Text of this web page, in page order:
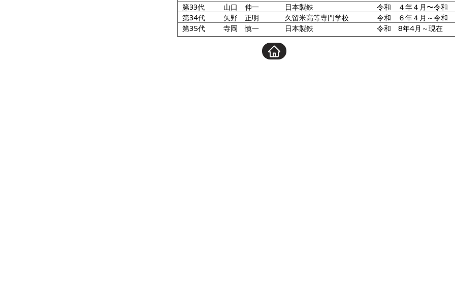
第33代
山口 伸一 日本製鉄
令和 ４年４月〜令和
第34代
矢野 正明 久留米高等専門学校
令和 ６年４月～令和
第35代
寺岡 慎一 日本製鉄 令和 8年4月～現在